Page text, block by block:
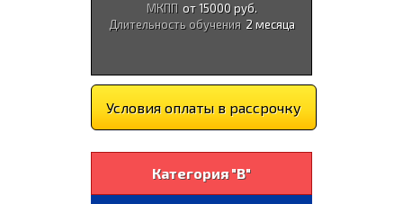
МКПП от 15000 руб.
Длительность обучения 2 месяца
Условия оплаты в рассрочку
Категория "В"